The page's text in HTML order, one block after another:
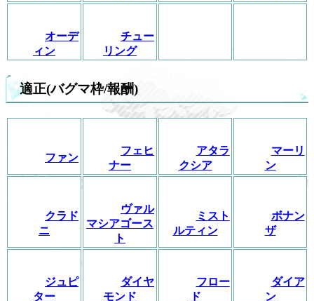
オーデ
ィン
チュー
リング
適正(バグマ枠/報酬)
ファン
フェヒ
ナー
アタラ
クシア
マーリ
ン
クラド
ニ
ヴァル
マシアゴース
ト
ミスト
ルティン
ボナン
ザ
ジュピ
ター
ダイヤ
モンド
フロー
ド
ダイア
ン